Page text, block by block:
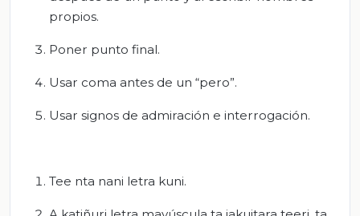
propios.
Poner punto final.
Usar coma antes de un “pero”.
Usar signos de admiración e interrogación.
Tee nta nani letra kuni.